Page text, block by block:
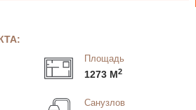
Площадь
1273 М2
Санузлов